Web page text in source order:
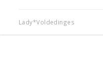
Lady*Voldedinges